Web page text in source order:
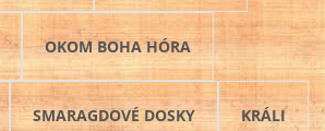
OKOM BOHA HÓRA
SMARAGDOVÉ DOSKY KRÁLI